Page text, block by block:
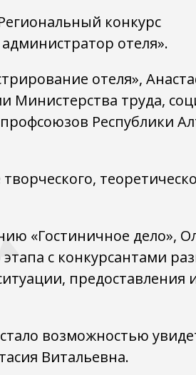
конкурс
отеля».
отеля»,
Министерства труда,
Республики
«Гостиничное дело»,
с конкурсантами
возможностью
Витальевна.